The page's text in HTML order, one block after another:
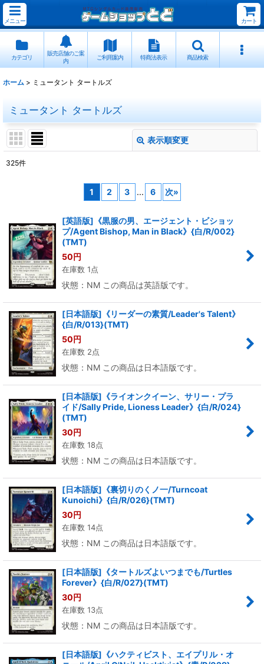
メニュー カート
カテゴリ
販売店舗のご案
内
ご利用案内 特商法表示 商品検索
ホーム > ミュータント タートルズ
ミュータント タートルズ
表示順変更
並び順:
325件
1 2 3 ... 6 次»
[英語版]《黒服の男、エージェント・ビショッ
プ/Agent Bishop, Man in Black》{白/R/002}
(TMT)
50円
在庫数 1点
状態：NM この商品は英語版です。
[日本語版]《リーダーの素質/Leader's Talent》
{白/R/013}(TMT)
50円
在庫数 2点
状態：NM この商品は日本語版です。
[日本語版]《ライオンクイーン、サリー・プラ
イド/Sally Pride, Lioness Leader》{白/R/024}
(TMT)
30円
在庫数 18点
状態：NM この商品は日本語版です。
[日本語版]《裏切りのくノ一/Turncoat
Kunoichi》{白/R/026}(TMT)
30円
在庫数 14点
状態：NM この商品は日本語版です。
[日本語版]《タートルズよいつまでも/Turtles
Forever》{白/R/027}(TMT)
30円
在庫数 13点
状態：NM この商品は日本語版です。
[日本語版]《ハクティビスト、エイプリル・オ